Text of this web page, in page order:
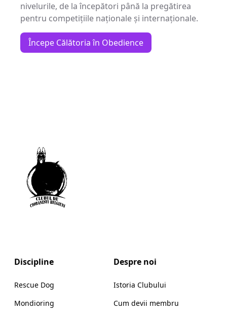
nivelurile, de la începători până la pregătirea
pentru competițiile naționale și internaționale.
Începe Călătoria în Obedience
Discipline
Rescue Dog
Mondioring
Despre noi
Istoria Clubului
Cum devii membru